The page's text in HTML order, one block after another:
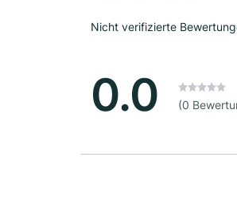
Nicht verifizierte
0.0 (0